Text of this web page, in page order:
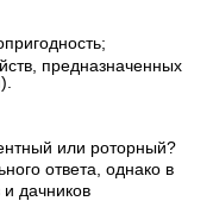
предназначенных
или роторный?
ответа, однако в
дачников